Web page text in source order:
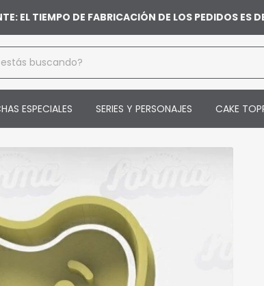
EL TIEMPO DE FABRICACIÓN DE LOS PEDIDOS ES
ESPECIALES SERIES Y PERSONAJES CAKE